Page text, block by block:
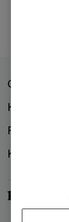
Om os
Kontorer
Presse
Kontakt os